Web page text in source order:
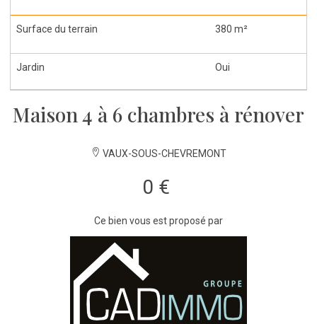
Surface du terrain 380 m²
Jardin Oui
Maison 4 à 6 chambres à rénover
VAUX-SOUS-CHEVREMONT
0 €
Ce bien vous est proposé par